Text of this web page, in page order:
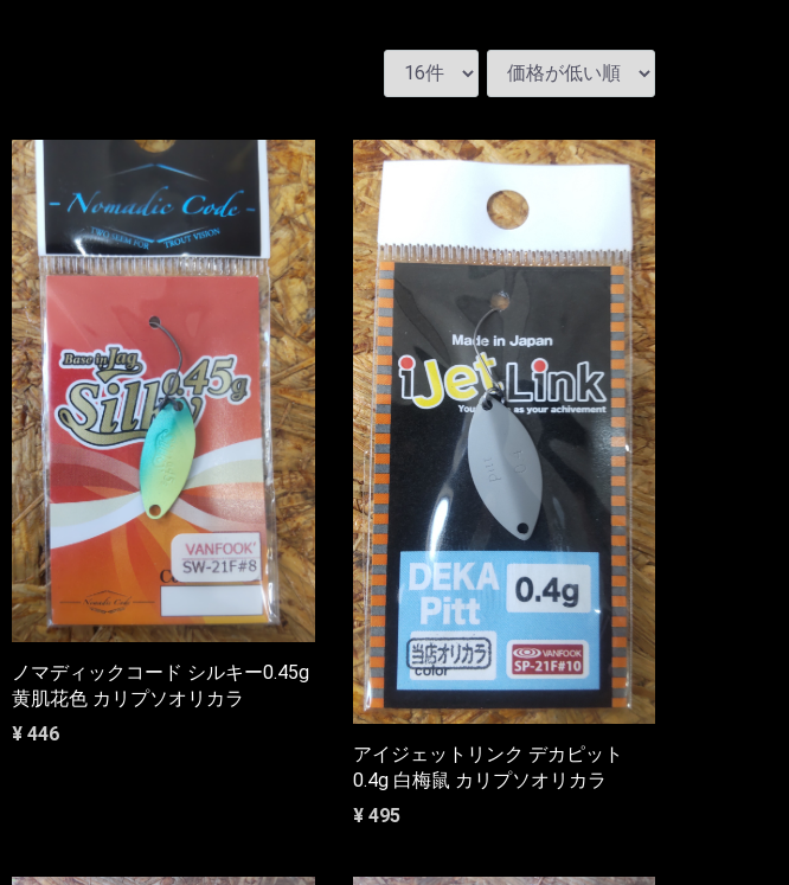
ノマディックコード シルキー0.45g
黄肌花色 カリプソオリカラ
¥ 446
アイジェットリンク デカピット
0.4g 白梅鼠 カリプソオリカラ
¥ 495